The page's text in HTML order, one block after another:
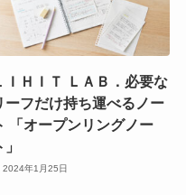
ＩＨＩＴ ＬＡＢ．必要な
ーフだけ持ち運べるノー
「オープンリングノー
」
2024年1月25日